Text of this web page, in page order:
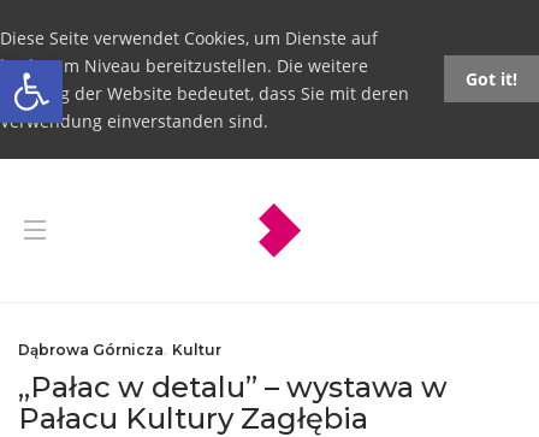
Open toolbar
Diese Seite verwendet Cookies, um Dienste auf
höchstem Niveau bereitzustellen. Die weitere
Nutzung der Website bedeutet, dass Sie mit deren
Verwendung einverstanden sind.
Got it!
Dąbrowa Górnicza, Kultur
„Pałac w detalu” – wystawa w
Pałacu Kultury Zagłębia